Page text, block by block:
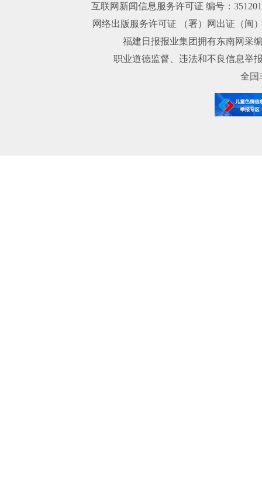
互联网新闻信息服务许可证 编号：
网络出版服务许可证 （署）网出证（闽
福建日报报业集团拥有东南网采
职业道德监督、违法和不良信息举
全国